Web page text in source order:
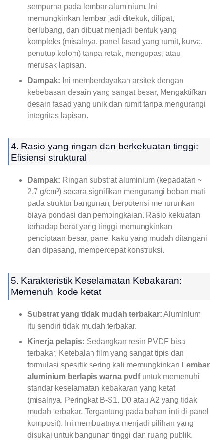
sempurna pada lembar aluminium. Ini
memungkinkan lembar jadi ditekuk, dilipat,
berlubang, dan dibuat menjadi bentuk yang
kompleks (misalnya, panel fasad yang rumit, kurva,
penutup kolom) tanpa retak, mengupas, atau
merusak lapisan.
Dampak: Ini memberdayakan arsitek dengan
kebebasan desain yang sangat besar, Mengaktifkan
desain fasad yang unik dan rumit tanpa mengurangi
integritas lapisan.
4. Rasio yang ringan dan berkekuatan tinggi:
Efisiensi struktural
Dampak: Ringan substrat aluminium (kepadatan ~
2,7 g/cm³) secara signifikan mengurangi beban mati
pada struktur bangunan, berpotensi menurunkan
biaya pondasi dan pembingkaian. Rasio kekuatan
terhadap berat yang tinggi memungkinkan
penciptaan besar, panel kaku yang mudah ditangani
dan dipasang, mempercepat konstruksi.
5. Karakteristik Keselamatan Kebakaran:
Memenuhi kode ketat
Substrat yang tidak mudah terbakar: Aluminium
itu sendiri tidak mudah terbakar.
Kinerja pelapis: Sedangkan resin PVDF bisa
terbakar, Ketebalan film yang sangat tipis dan
formulasi spesifik sering kali memungkinkan Lembar
aluminium berlapis warna pvdfuntuk memenuhi
standar keselamatan kebakaran yang ketat
(misalnya, Peringkat B-S1, D0 atau A2 yang tidak
mudah terbakar, Tergantung pada bahan inti di panel
komposit). Ini membuatnya menjadi pilihan yang
disukai untuk bangunan tinggi dan ruang publik.